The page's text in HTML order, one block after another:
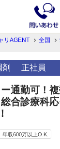
リAGENT 全国
正社員
ー通勤可！
合診療科
年収600万以上O.K.